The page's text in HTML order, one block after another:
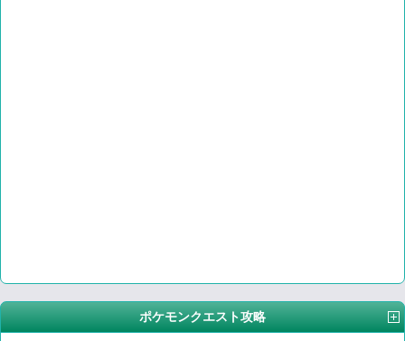
ポケモンクエスト攻略